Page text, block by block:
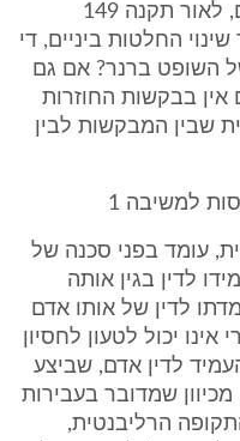
התשובה לשאלה זו חיובית, האם, לאור תקנה 149
החלטות ביניים, די
השופט ברנר? אם גם
בבקשות החוזרות
שבין המבקשות לבין
למשיבה 1
עומד בפני סכנה של
לדין בגין אותה
לדין של אותו אדם
יכול לטעון לחסיון
לדין אדם, שביצע
מכיוון שמדובר בעבירות
מתום התקופה הרליבנטית,